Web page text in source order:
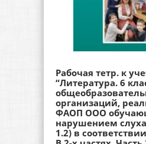
Рабочая тетр. к
“Литература. 6
организаций,
ФАОП ООО
нарушением
1.2) в